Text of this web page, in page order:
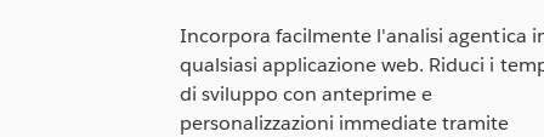
Incorpora facilmente l'analisi agentica
qualsiasi applicazione web. Riduci i
di sviluppo con anteprime e
personalizzazioni immediate tramite